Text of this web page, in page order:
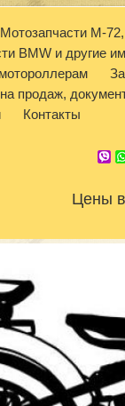
Мотозапчасти М-
BMW и другие
продаж,
Контакты
Цены в